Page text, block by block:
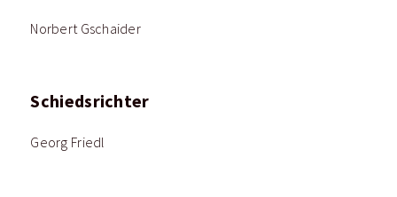
Norbert Gschaider
Schiedsrichter
Georg Friedl